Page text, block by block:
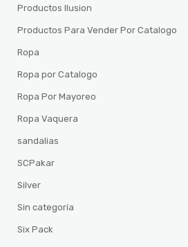
Productos Ilusion
Productos Para Vender Por Catalogo
Ropa
Ropa por Catalogo
Ropa Por Mayoreo
Ropa Vaquera
sandalias
SCPakar
Silver
Sin categoría
Six Pack